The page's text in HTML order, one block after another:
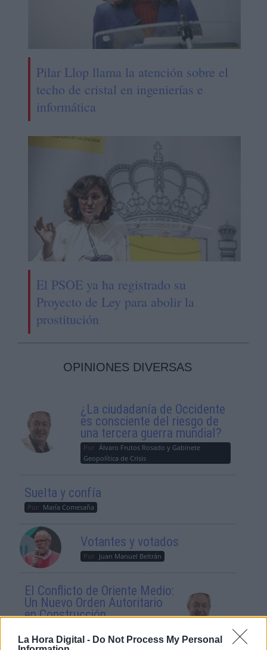
La Hora Digital - Do Not Process My Personal
Pilar Llop llama la atención sobre el
techo de cristal en ingenierías e
informática
El PSOE ya ha registrado su
Proyecto de Ley para abolir la
prostitución
OPINIONES DIVERSAS
¿La ciudadanía de Occidente
es consciente del riesgo de
una tercera guerra mundial?
Por Álvaro Frutos Rosado y Gabinete
Geopolítica de Crisis
Suelta y confía
Por María Comesaña
Votantes y votados
Por Juan Manuel Beltrán
El Conflicto de Oriente Medio:
Un Nuevo Orden Autoritario
en Construcción
Geopolítica de Crisis